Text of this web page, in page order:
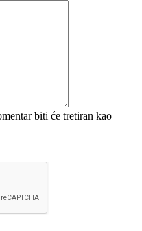
biti će tretiran kao